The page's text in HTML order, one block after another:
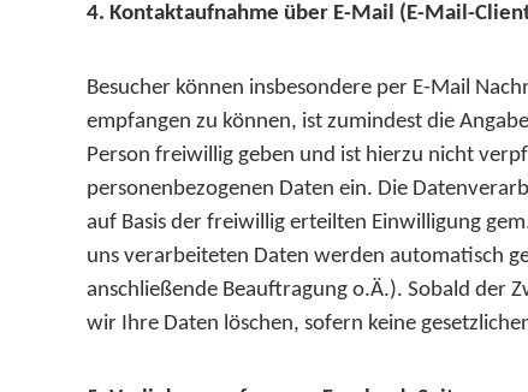
4. Kontaktaufnahme über E-Mail (E-Mail-
Besucher können insbesondere per E-Mail
empfangen zu können, ist zumindest die
Person freiwillig geben und ist hierzu nicht
personenbezogenen Daten ein. Die
auf Basis der freiwillig erteilten Einwilligung
uns verarbeiteten Daten werden automatisch
anschließende Beauftragung o.Ä.). Sobald der
wir Ihre Daten löschen, sofern keine